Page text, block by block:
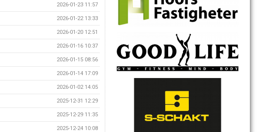
2026-01-23 11:57
2026-01-22 13:33
2026-01-20 12:51
2026-01-16 10:37
2026-01-15 08:56
2026-01-14 17:09
2026-01-02 14:05
2025-12-31 12:29
2025-12-29 11:35
2025-12-24 10:08